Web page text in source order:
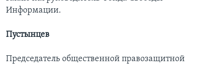
Информации.
Пустынцев
Председатель общественной правозащитной